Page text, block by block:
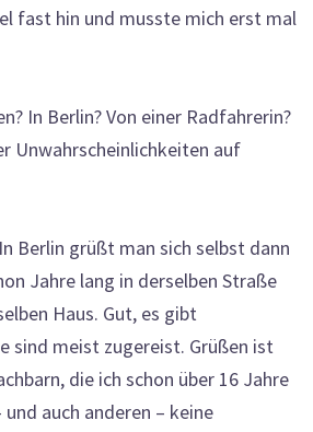
fast hin und musste mich erst mal
In Berlin? Von einer Radfahrerin?
Unwahrscheinlichkeiten auf
Berlin grüßt man sich selbst dann
Jahre lang in derselben Straße
Haus. Gut, es gibt
sind meist zugereist. Grüßen ist
die ich schon über 16 Jahre
auch anderen – keine